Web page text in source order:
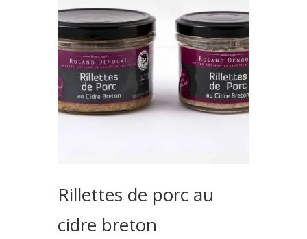
Rillettes de porc au
cidre breton